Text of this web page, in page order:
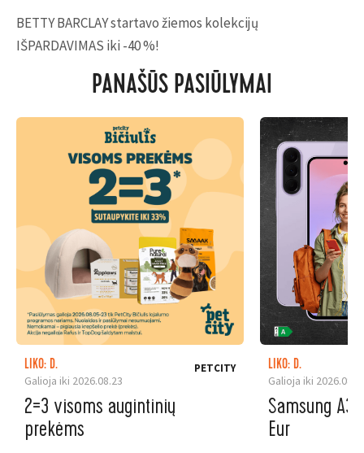
BETTY BARCLAY startavo žiemos kolekcijų
IŠPARDAVIMAS iki -40 %!
PANAŠŪS PASIŪLYMAI
LIKO: D.
Galioja iki 2026.08.23
PETCITY
2=3 visoms augintinių
prekėms
LIKO: D.
Galioja iki
Samsung
Eur